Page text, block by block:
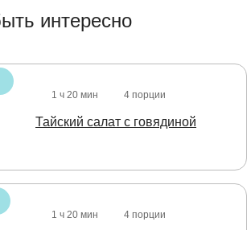
интересно
1 ч 20 мин 4 порции
Тайский салат с говядиной
1 ч 20 мин 4 порции